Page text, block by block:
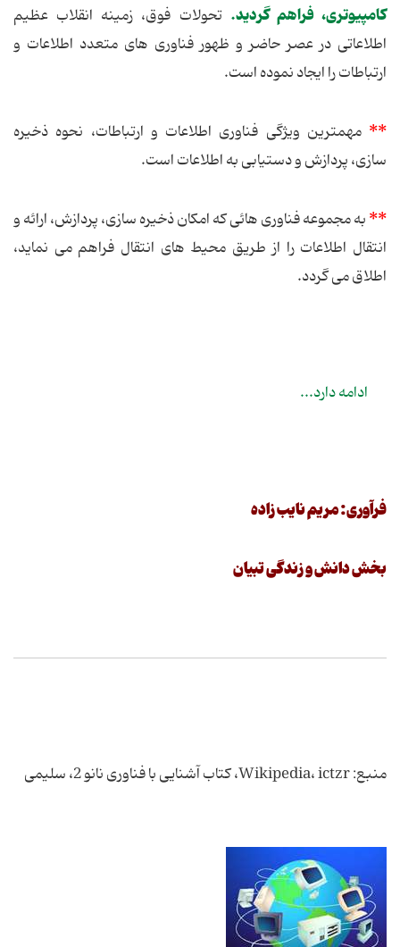
کامپیوتری، فراهم گردید. تحولات فوق، زمینه انقلاب عظیم
اطلاعاتی در عصر حاضر و ظهور فناوری های متعدد اطلاعات و
ارتباطات را ایجاد نموده است.
** مهمترین ویژگی فناوری اطلاعات و ارتباطات، نحوه ذخیره
سازی، پردازش و دستیابی به اطلاعات است.
**به مجموعه فناوری هائی که امکان ذخیره سازی، پردازش، ارائه و
انتقال اطلاعات را از طریق محیط های انتقال فراهم می نماید،
اطلاق می گردد.
ادامه دارد...
فرآوری: مریم نایب زاده
بخش دانش و زندگی تبیان
منبع: Wikipedia، ictzr، کتاب آشنایی با فناوری نانو 2، سلیمی